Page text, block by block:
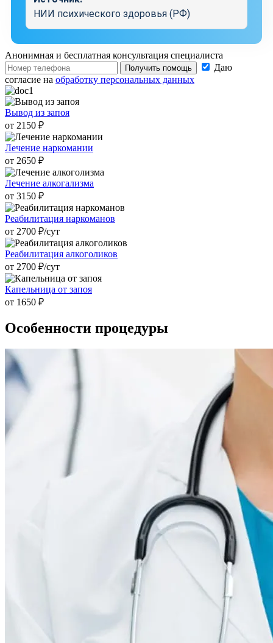
НИИ психического здоровья (РФ)
Анонимная и бесплатная консультация специалиста
Получить помощь
Даю
согласие на обработку персональных данных
Вывод из запоя
от 2150 ₽
Лечение наркомании
от 2650 ₽
Лечение алкогализма
от 3150 ₽
Реабилитация наркоманов
от 2700 ₽/cут
Реабилитация алкоголиков
от 2700 ₽/cут
Капельница от запоя
от 1650 ₽
Особенности процедуры